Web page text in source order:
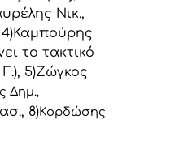
Νικ.,
το τακτικό
5)Ζώγκος
Δημ.,
8)Κορδώσης